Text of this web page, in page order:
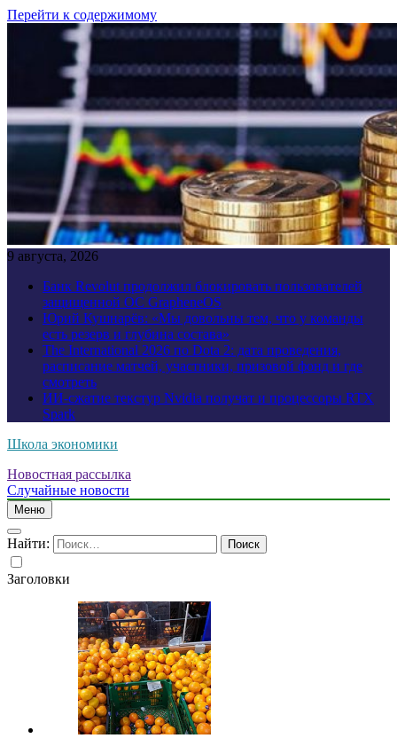
Перейти к содержимому
9 августа, 2026
Банк Revolut продолжил блокировать пользователей
защищенной ОС GrapheneOS
Юрий Кушнарёв: «Мы довольны тем, что у команды
есть резерв и глубина состава»
The International 2026 по Dota 2: дата проведения,
расписание матчей, участники, призовой фонд и где
смотреть
ИИ-сжатие текстур Nvidia получат и процессоры RTX
Spark
Школа экономики
Новостная рассылка
Случайные новости
Меню
Найти:
Заголовки